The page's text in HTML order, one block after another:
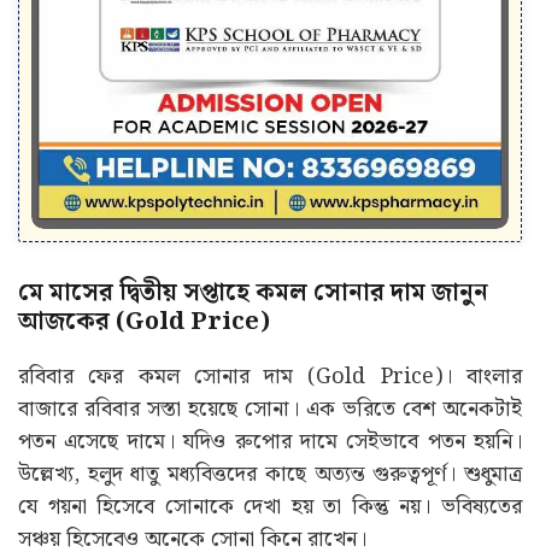
মে মাসের দ্বিতীয় সপ্তাহে কমল সোনার দাম জানুন
আজকের (Gold Price)
রবিবার ফের কমল সোনার দাম (Gold Price)। বাংলার
বাজারে রবিবার সস্তা হয়েছে সোনা। এক ভরিতে বেশ অনেকটাই
পতন এসেছে দামে। যদিও রুপোর দামে সেইভাবে পতন হয়নি।
উল্লেখ্য, হলুদ ধাতু মধ্যবিত্তদের কাছে অত্যন্ত গুরুত্বপূর্ণ। শুধুমাত্র
যে গয়না হিসেবে সোনাকে দেখা হয় তা কিন্তু নয়। ভবিষ্যতের
সঞ্চয় হিসেবেও অনেকে সোনা কিনে রাখেন।